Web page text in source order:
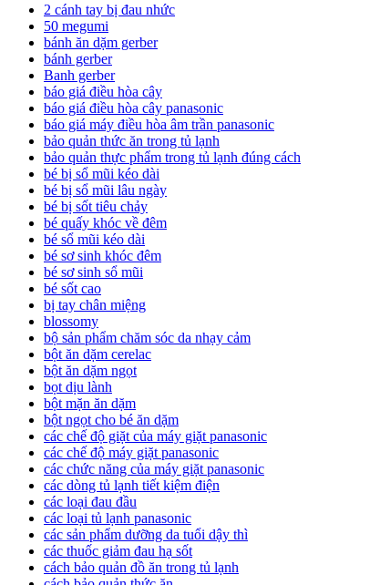
2 cánh tay bị đau nhức
50 megumi
bánh ăn dặm gerber
bánh gerber
Banh gerber
báo giá điều hòa cây
báo giá điều hòa cây panasonic
báo giá máy điều hòa âm trần panasonic
bảo quản thức ăn trong tủ lạnh
bảo quản thực phẩm trong tủ lạnh đúng cách
bé bị sổ mũi kéo dài
bé bị sổ mũi lâu ngày
bé bị sốt tiêu chảy
bé quấy khóc về đêm
bé sổ mũi kéo dài
bé sơ sinh khóc đêm
bé sơ sinh sổ mũi
bé sốt cao
bị tay chân miệng
blossomy
bộ sản phẩm chăm sóc da nhạy cảm
bột ăn dặm cerelac
bột ăn dặm ngọt
bọt dịu lành
bột mặn ăn dặm
bột ngọt cho bé ăn dặm
các chế độ giặt của máy giặt panasonic
các chế độ máy giặt panasonic
các chức năng của máy giặt panasonic
các dòng tủ lạnh tiết kiệm điện
các loại đau đầu
các loại tủ lạnh panasonic
các sản phẩm dưỡng da tuổi dậy thì
các thuốc giảm đau hạ sốt
cách bảo quản đồ ăn trong tủ lạnh